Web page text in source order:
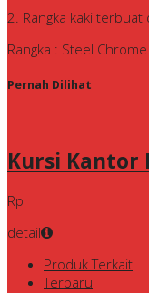
2. Rangka kaki
Rangka : Steel Chrome
Pernah Dilihat
Kursi Kantor
Rp
detail
Produk Terkait
Terbaru